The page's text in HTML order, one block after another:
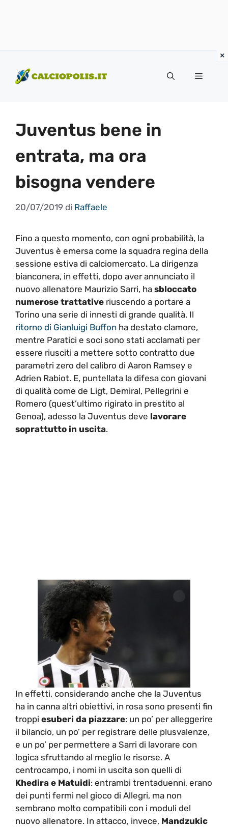
contenuto
Menu
Juventus bene in
entrata, ma ora
bisogna vendere
20/07/2019 di Raffaele
Fino a questo momento, con ogni probabilità, la
Juventus è emersa come la squadra regina della
sessione estiva di calciomercato. La dirigenza
bianconera, in effetti, dopo aver annunciato il
nuovo allenatore Maurizio Sarri, ha sbloccato
numerose trattative riuscendo a portare a
Torino una serie di innesti di grande qualità. Il
ritorno di Gianluigi Buffon ha destato clamore,
mentre Paratici e soci sono stati acclamati per
essere riusciti a mettere sotto contratto due
parametri zero del calibro di Aaron Ramsey e
Adrien Rabiot. E, puntellata la difesa con giovani
di qualità come de Ligt, Demiral, Pellegrini e
Romero (quest’ultimo rigirato in prestito al
Genoa), adesso la Juventus deve lavorare
soprattutto in uscita.
In effetti, considerando anche che la Juventus
ha in canna altri obiettivi, in rosa sono presenti fin
troppi esuberi da piazzare: un po’ per alleggerire
il bilancio, un po’ per registrare delle plusvalenze,
e un po’ per permettere a Sarri di lavorare con
logica sfruttando al meglio le risorse. A
centrocampo, i nomi in uscita son quelli di
Khedira e Matuidi: entrambi trentaduenni, erano
dei punti fermi nel gioco di Allegri, ma non
sembrano molto compatibili con i moduli del
nuovo allenatore. In attacco, invece, Mandzukic